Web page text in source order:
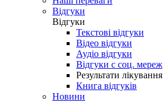
Відгуки
Відгуки
Текстові відгуки
Відео відгуки
Аудіо відгуки
Відгуки с соц. мереж
Результати лікування
Книга відгуків
Новини